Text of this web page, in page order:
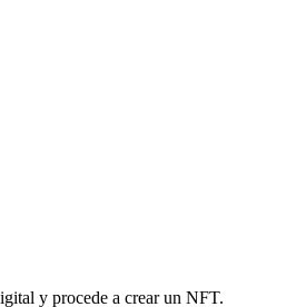
y procede a crear un NFT.